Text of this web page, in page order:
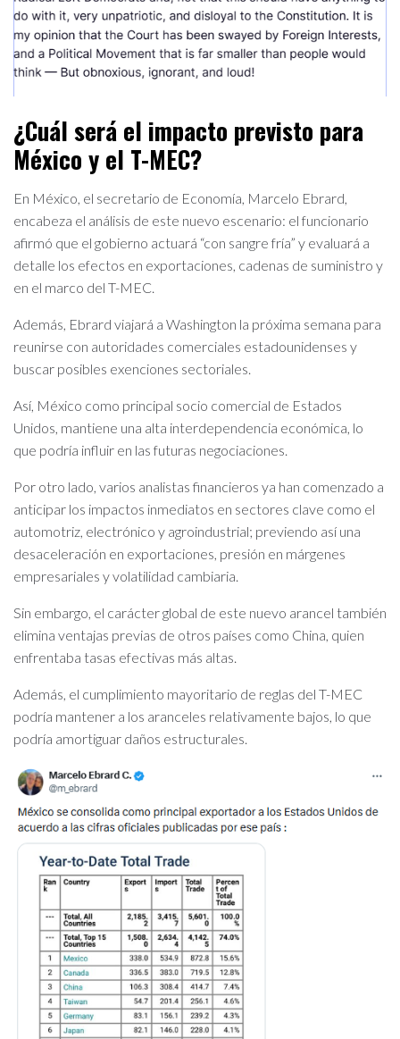
¿Cuál será el impacto previsto para
México y el T-MEC?
En México, el secretario de Economía, Marcelo Ebrard,
encabeza el análisis de este nuevo escenario: el funcionario
afirmó que el gobierno actuará “con sangre fría” y evaluará a
detalle los efectos en exportaciones, cadenas de suministro y
en el marco del T-MEC.
Además, Ebrard viajará a Washington la próxima semana para
reunirse con autoridades comerciales estadounidenses y
buscar posibles exenciones sectoriales.
Así, México como principal socio comercial de Estados
Unidos, mantiene una alta interdependencia económica, lo
que podría influir en las futuras negociaciones.
Por otro lado, varios analistas financieros ya han comenzado a
anticipar los impactos inmediatos en sectores clave como el
automotriz, electrónico y agroindustrial; previendo así una
desaceleración en exportaciones, presión en márgenes
empresariales y volatilidad cambiaria.
Sin embargo, el carácter global de este nuevo arancel también
elimina ventajas previas de otros países como China, quien
enfrentaba tasas efectivas más altas.
Además, el cumplimiento mayoritario de reglas del T-MEC
podría mantener a los aranceles relativamente bajos, lo que
podría amortiguar daños estructurales.